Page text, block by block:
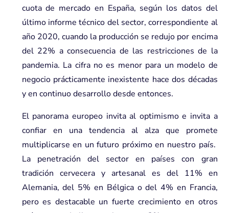
cuota de mercado en España, según los datos del
último informe técnico del sector, correspondiente al
año 2020, cuando la producción se redujo por encima
del 22% a consecuencia de las restricciones de la
pandemia. La cifra no es menor para un modelo de
negocio prácticamente inexistente hace dos décadas
y en continuo desarrollo desde entonces­.
El panorama europeo­ invita al optimismo e invita a
confiar en una tendencia al alza que promete
multiplicarse en un futuro próximo en nuestro país.
La penetración del sector en países con gran
tradición cervecera y artesanal es del 11% en
Alemania, del 5% en Bélgica o del 4% en Francia,
pero es destacable un fuerte crecimiento en otros